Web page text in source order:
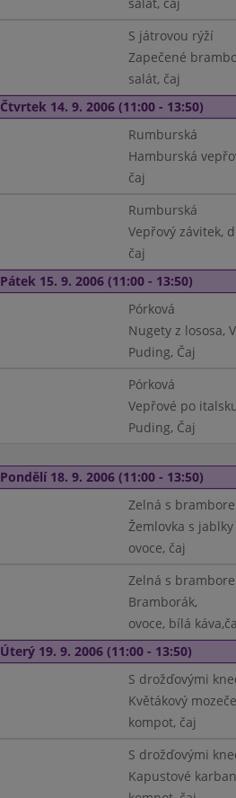
S játrovou rýží
Zapečené
salát, čaj
Čtvrtek 14. 9. 2006 (11:00 - 13:50)
Rumburská
Hamburská
čaj
Rumburská
Vepřový závitek,
čaj
Pátek 15. 9. 2006 (11:00 - 13:50)
Pórková
Nugety z lososa,
Puding, Čaj
Pórková
Vepřové po
Puding, Čaj
Pondělí 18. 9. 2006 (11:00 - 13:50)
Zelná s
Žemlovka s
ovoce, čaj
Zelná s
Bramborák,
ovoce, bílá
Úterý 19. 9. 2006 (11:00 - 13:50)
S drožďovými
Květákový
kompot, čaj
S drožďovými
Kapustové